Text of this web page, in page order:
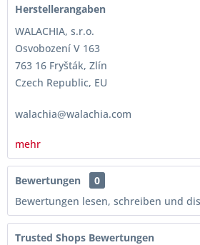
Herstellerangaben
WALACHIA, s.r.o.
Osvobození V 163
763 16 Fryšták, Zlín
Czech Republic, EU
walachia@walachia.com
mehr
Bewertungen
0
Bewertungen lesen, schreiben und
Trusted Shops Bewertungen